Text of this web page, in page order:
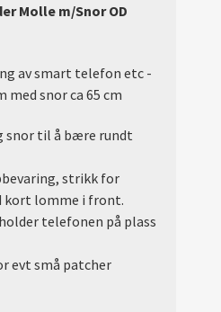
Molle m/Snor OD
av smart telefon etc -
med snor ca 65 cm
snor til å bære rundt
strikk for
kort lomme i front.
telefonen på plass
evt små patcher